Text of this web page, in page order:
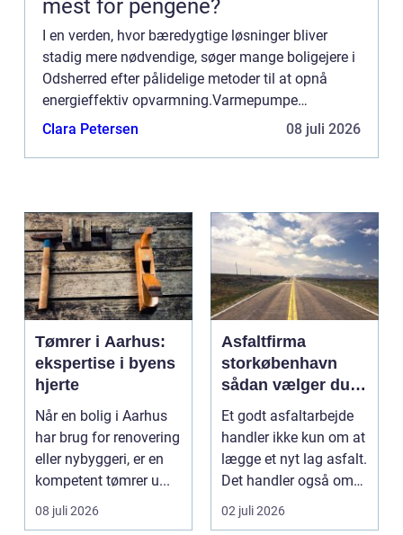
mest for pengene?
I en verden, hvor bæredygtige løsninger bliver
stadig mere nødvendige, søger mange boligejere i
Odsherred efter pålidelige metoder til at opnå
energieffektiv opvarmning.Varmepumpe
Odsherred repræsenterer e...
Clara Petersen 08 juli 2026
Tømrer i Aarhus:
ekspertise i byens
hjerte
Når en bolig i Aarhus
har brug for renovering
eller nybyggeri, er en
kompetent tømrer u...
08 juli 2026
Asfaltfirma
storkøbenhavn
sådan vælger du
den rette
samarbejdspartner
Et godt asfaltarbejde
handler ikke kun om at
lægge et nyt lag asfalt.
Det handler også om
planlægnin...
02 juli 2026